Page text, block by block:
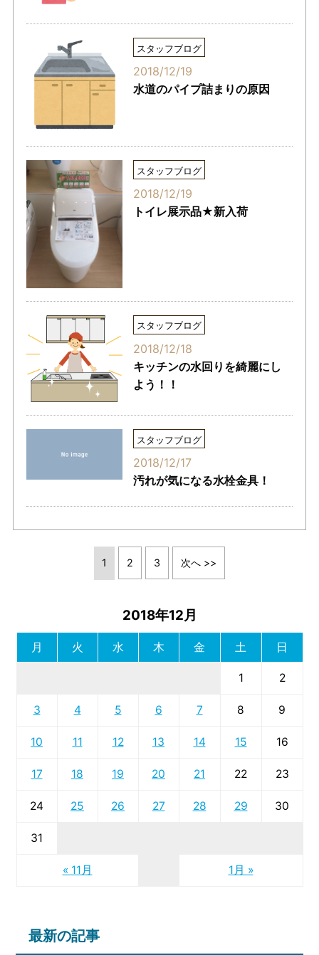
スタッフブログ
2018/12/19
水道のパイプ詰まりの原因
スタッフブログ
2018/12/19
トイレ展示品★新入荷
スタッフブログ
2018/12/18
キッチンの水回りを綺麗にし
よう！！
スタッフブログ
2018/12/17
汚れが気になる水栓金具！
1 2 3 次へ >>
2018年12月
月 火 水 木 金 土 日
« 11月 1月 »
1 2
3 4 5 6 7 8 9
10 11 12 13 14 15 16
17 18 19 20 21 22 23
24 25 26 27 28 29 30
31
最新の記事